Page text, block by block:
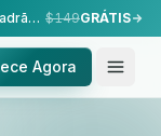
Configuração feita para você — configuração padrão, realizada pela nossa equipe. $149GRÁTIS
Agora